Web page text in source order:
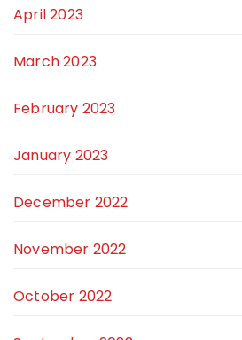
April 2023
March 2023
February 2023
January 2023
December 2022
November 2022
October 2022